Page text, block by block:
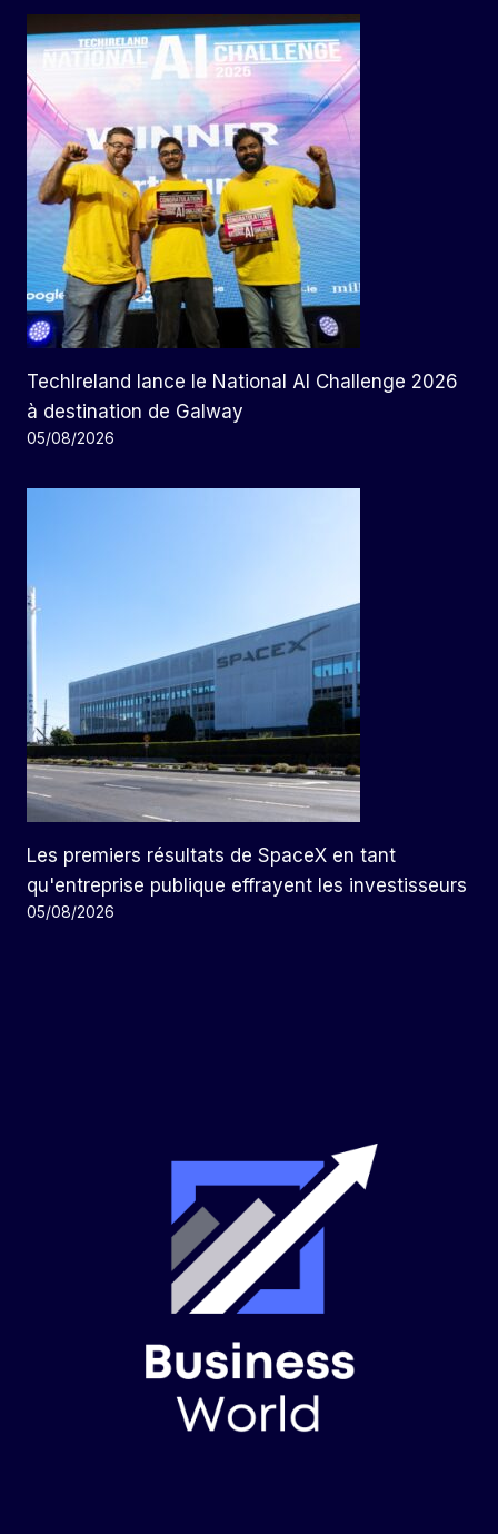
TechIreland lance le National AI Challenge 2026
à destination de Galway
05/08/2026
Les premiers résultats de SpaceX en tant
qu'entreprise publique effrayent les investisseurs
05/08/2026